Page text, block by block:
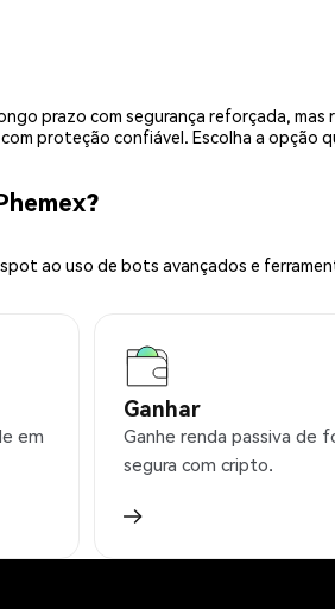
prazo com segurança reforçada,
proteção confiável. Escolha a opção
ao uso de bots avançados e
em
Ganhar
Ganhe renda passiva de
segura com cripto.